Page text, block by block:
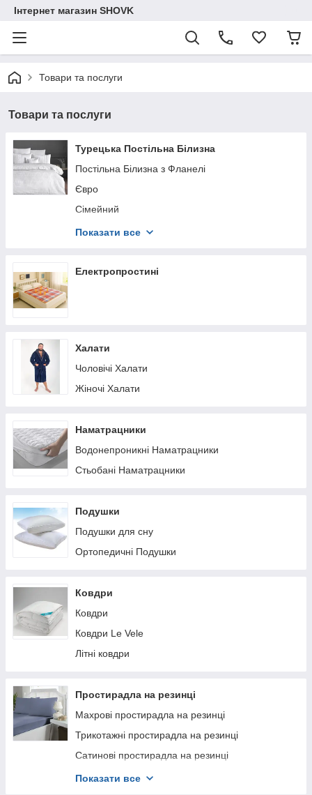
Інтернет магазин SHOVK
Товари та послуги
Товари та послуги
Турецька Постільна Білизна
Постільна Білизна з Фланелі
Євро
Сімейний
Півтораспальний
Постільна білизна з пледом
Показати все
Електропростині
Халати
Чоловічі Халати
Жіночі Халати
Наматрацники
Водонепроникні Наматрацники
Стьобані Наматрацники
Подушки
Подушки для сну
Ортопедичні Подушки
Ковдри
Ковдри
Ковдри Le Vele
Літні ковдри
Простирадла на резинці
Махрові простирадла на резинці
Трикотажні простирадла на резинці
Сатинові простирадла на резинці
Бязь Простирадла на резинці
Показати все